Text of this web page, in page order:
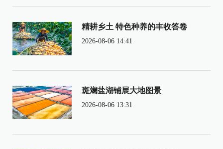
精耕乡土 特色种养的丰收答卷
2026-08-06 14:41
斑斓盐湖铺展大地图景
2026-08-06 13:31